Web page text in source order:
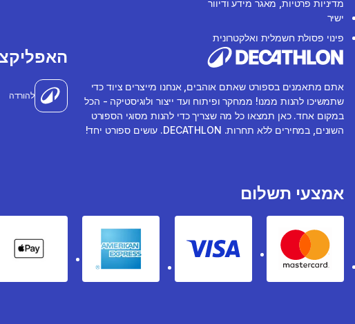
מדיניות פרטיות, מאגר מידע ודיוור
ישיר
פינוי פסולת חשמלית ואלקטרונית
אתם מתאמנים בספורט שאתם אוהבים, אנחנו מייצרים ציוד כדי
שתמשיכו להנות ממנו! ממחקר ופיתוח ועד ייצור ולוגיסטיקה - הכל
במקום אחד. כאן תמצאו כל מה שצריך כדי להנות מסוגי הספורט
השונים, במחירים ללא תחרות. DECATHLON. עושים ספורט יחד!
להורדה
אמצעי תשלום
Mastercard
Visa
American express
Pay